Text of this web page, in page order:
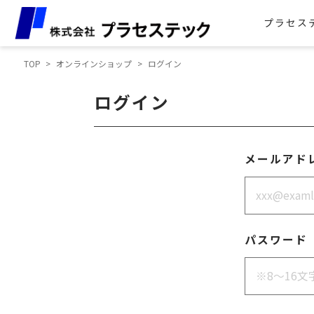
プラセス
TOP > オンラインショップ > ログイン
ログイン
メールアド
パスワード